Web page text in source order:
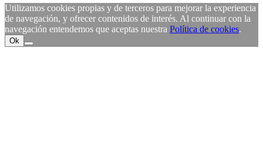
Utilizamos cookies propias y de terceros para mejorar la experiencia
de navegación, y ofrecer contenidos de interés. Al continuar con la
navegación entendemos que aceptas nuestra Política de cookies.
Ok